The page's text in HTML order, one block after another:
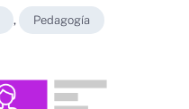
, Pedagogía